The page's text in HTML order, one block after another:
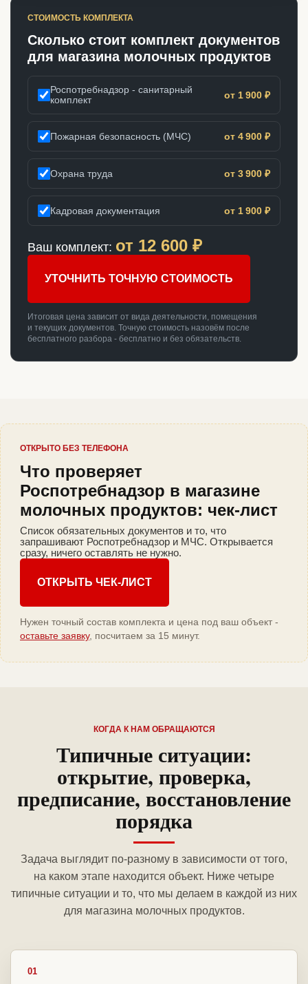
СТОИМОСТЬ КОМПЛЕКТА
Сколько стоит комплект документов
для магазина молочных продуктов
Роспотребнадзор - санитарный
комплект
от 1 900 ₽
Пожарная безопасность (МЧС) от 4 900 ₽
Охрана труда от 3 900 ₽
Кадровая документация от 1 900 ₽
Ваш комплект: от 12 600 ₽
УТОЧНИТЬ ТОЧНУЮ СТОИМОСТЬ
Итоговая цена зависит от вида деятельности, помещения
и текущих документов. Точную стоимость назовём после
бесплатного разбора - бесплатно и без обязательств.
ОТКРЫТО БЕЗ ТЕЛЕФОНА
Что проверяет
Роспотребнадзор в магазине
молочных продуктов: чек-лист
Список обязательных документов и то, что
запрашивают Роспотребнадзор и МЧС. Открывается
сразу, ничего оставлять не нужно.
ОТКРЫТЬ ЧЕК-ЛИСТ
Нужен точный состав комплекта и цена под ваш объект -
оставьте заявку, посчитаем за 15 минут.
КОГДА К НАМ ОБРАЩАЮТСЯ
Типичные ситуации:
открытие, проверка,
предписание, восстановление
порядка
Задача выглядит по-разному в зависимости от того,
на каком этапе находится объект. Ниже четыре
типичные ситуации и то, что мы делаем в каждой из них
для магазина молочных продуктов.
01